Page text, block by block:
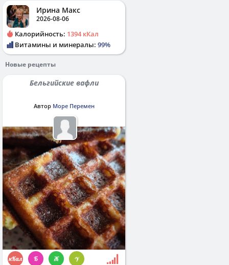
Ирина Макс
2026-08-06
Калорийность: 1394 кКал
Витамины и минералы: 99%
Новые рецепты
Бельгийские вафли
Автор Море Перемен